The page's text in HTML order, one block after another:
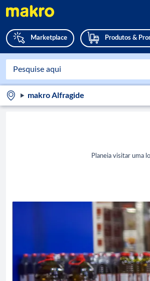
Marketplace Produtos &
makro Alfragide
Planeia visitar uma